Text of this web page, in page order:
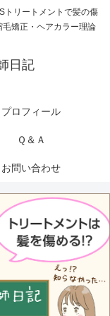
トリートメントで髪の傷
矯正・ヘアカラー理論
日記
プロフィール
Ｑ＆Ａ
お問い合わせ